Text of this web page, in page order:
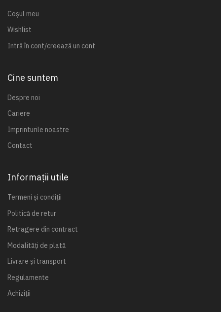
Coșul meu
Wishlist
Intră în cont/creează un cont
Cine suntem
Despre noi
Cariere
Imprinturile noastre
Contact
Informații utile
Termeni și condiții
Politică de retur
Retragere din contract
Modalități de plată
Livrare și transport
Regulamente
Achiziții